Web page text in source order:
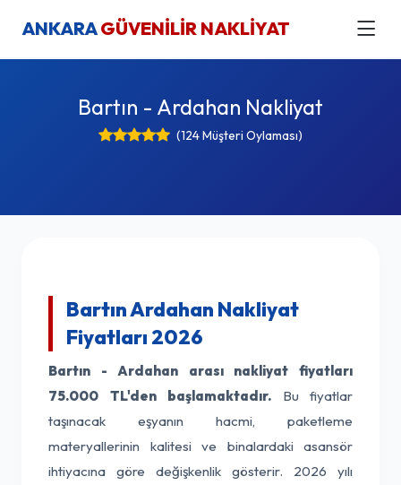
ANKARAGÜVENİLİR NAKLİYAT
Bartın - Ardahan Nakliyat
(124 Müşteri Oylaması)
Bartın Ardahan Nakliyat
Fiyatları 2026
Bartın - Ardahan arası nakliyat fiyatları
75.000 TL'den başlamaktadır. Bu fiyatlar
taşınacak eşyanın hacmi, paketleme
materyallerinin kalitesi ve binalardaki asansör
ihtiyacına göre değişkenlik gösterir. 2026 yılı